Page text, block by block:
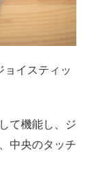
イスティッ
て機能し、ジ
中央のタッチ